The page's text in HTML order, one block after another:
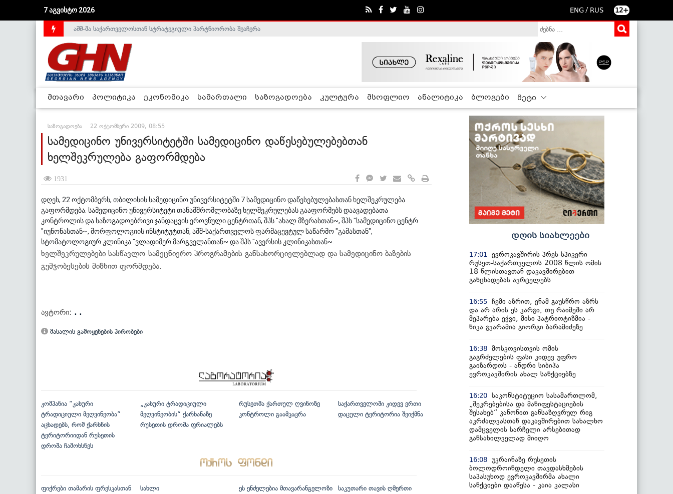
7 აგვისტო 2026 ENG / RUS 12+
საქართველოს დე-ფაქტო მთავრობა არალეგიტიმურია - ჰელსინკის კომისია
აშშ-მა საქართველოსთან სტრატეგიული პარტნიორობა შეაჩერა
მთავარი პოლიტიკა ეკონომიკა სამართალი საზოგადოება კულტურა მსოფლიო ანალიტიკა ბლოგები მეტი
საზოგადოება 22 ოქტომბერი 2009, 08:55
სამედიცინო უნივერსიტეტში სამედიცინო დაწესებულებებთან
ხელშეკრულება გაფორმდება
1931
დღეს, 22 ოქტომბერს, თბილისის სამედიცინო უნივერსიტეტში 7 სამედიცინო დაწესებულებასთან ხელშეკრულება
გაფორმდება. სამედიცინო უნივერსიტეტი თანამშრომლობაზე ხელშეკრულებას გააფორმებს დაავადებათა
კონტროლის და საზოგადოებრივი ჯანდაცვის ეროვნული ცენტრთან, შპს "ახალ მზერასთან~, შპს "სამედიცინო ცენტრ
"იუნონასთან~, მორფოლოგიის ინსტიტუტთან, აშშ-საქართველოს ფარმაცევტულ საწარმო "გამასთან",
სტომატოლოგიურ კლინიკა "ვლადიმერ მარგველანთან~ და შპს "ავერსის კლინიკასთან~.
ხელშეკრულებები სასწავლო-სამეცნიერო პროგრამების განსახორციელებლად და სამედიცინო ბაზების
გუმჯობესების მიზნით ფორმდება.
ავტორი: . .
მასალის გამოყენების პირობები
კომპანია “კახური
ტრადიციული მეღვინეობა”
აცხადებს, რომ ქარხნის
ტერიტორიიდან რუსეთის
დროშა ჩამოხსნეს
„კახური ტრადიციული
მეღვინეობის“ ქარხანაზე
რუსეთის დროშა ფრიალებს
რუსეთმა ქართულ ღვინოზე
კონტროლი გაამკაცრა
საქართველოში კიდევ ერთი
დაცული ტერიტორია შეიქმნა
ფიქრები თამარის ფრესკასთან სახლი ეს ენძელებია მთავარანგელოზი საკუთარი თავის ღმერთი
დღის სიახლეები
17:01
ევროკავშირის პრეს-სპიკერი
რუსეთ-საქართველოს 2008 წლის ომის
18 წლისთავთან დაკავშირებით
განცხადებას ავრცელებს
16:55 ჩემი აზრით, ენამ გაუსწრო აზრს
და არ არის ეს კარგი, თუ რაიმეში არ
მეპარება ეჭვი, მისი პატრიოტიზმია -
ნიკა გვარამია გიორგი ბარამიძეზე
16:38 მოსკოვისთვის ომის
გაგრძელების ფასი კიდევ უფრო
გაიზარდოს - ანდრი სიბიჰა
ევროკავშირის ახალ სანქციებზე
16:20 საკონსტიტუციო სასამართლომ,
„შეკრებებისა და მანიფესტაციების
შესახებ“ კანონით განსაზღვრულ რიგ
აკრძალვასთან დაკავშირებით სახალხო
დამცველის სარჩელი არსებითად
განსახილველად მიიღო
16:08 უკრაინაზე რუსეთის
ბოლოდროინდელი თავდასხმების
საპასუხოდ ევროკავშირმა ახალი
სანქციები დააწესა - კაია კალასი